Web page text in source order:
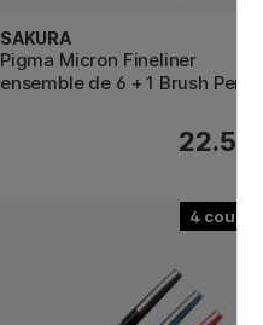
SAKURA
Pigma Micron Fineliner
ensemble de 6 + 1 Brush Pen
22.50 €
4